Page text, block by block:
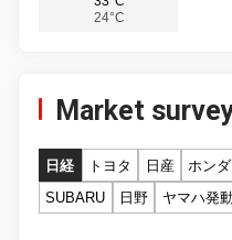
24°C
Market
日経 トヨタ 日産 ホンダ
SUBARU
日野 ヤマハ発